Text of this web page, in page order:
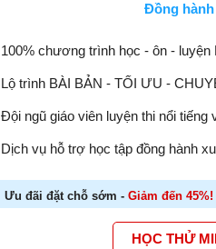
Đồng hành
100% chương trình học - ôn -
Lộ trình BÀI BẢN - TỐI ƯU -
Đội ngũ giáo viên luyện thi nổi tiếng
Dịch vụ hỗ trợ học tập đồng hành
Ưu đãi đặt chỗ sớm - Giảm đến 45%!
HỌC THỬ